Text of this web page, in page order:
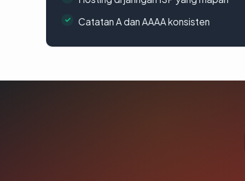
Catatan A dan AAAA konsisten